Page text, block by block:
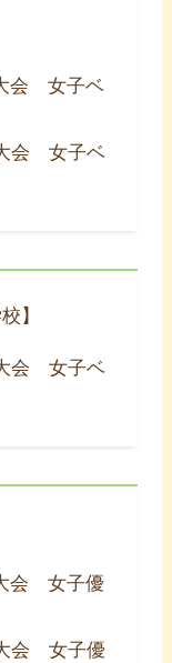
会 女子ベ
会 女子ベ
】
会 女子ベ
会 女子優
会 女子優